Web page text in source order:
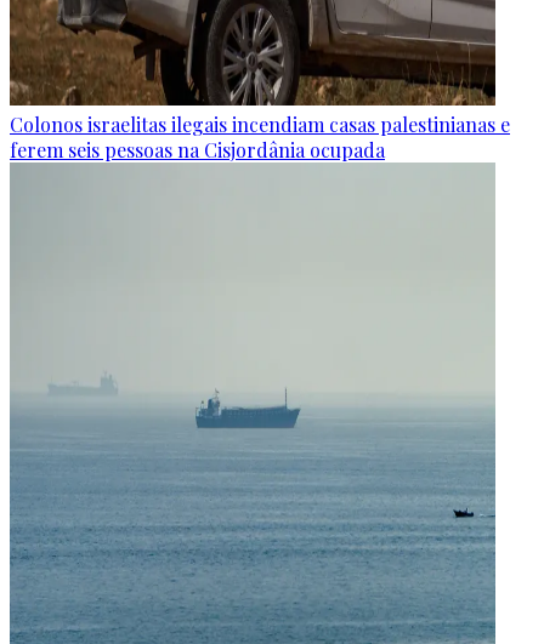
Colonos israelitas ilegais incendiam casas palestinianas e
ferem seis pessoas na Cisjordânia ocupada